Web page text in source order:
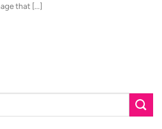
that [...]